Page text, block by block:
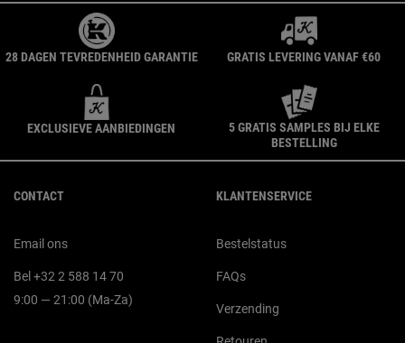
28 DAGEN TEVREDENHEID GARANTIE GRATIS LEVERING VANAF €60
EXCLUSIEVE AANBIEDINGEN
5 GRATIS SAMPLES BIJ ELKE
BESTELLING
CONTACT
Email ons
Bel +32 2 588 14 70
9:00 — 21:00 (Ma-Za)
KLANTENSERVICE
Bestelstatus
FAQs
Verzending